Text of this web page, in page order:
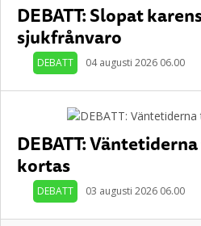
DEBATT: Slopat
sjukfrånvaro
DEBATT 04 augusti 2026 06.00
DEBATT:
kortas
DEBATT 03 augusti 2026 06.00